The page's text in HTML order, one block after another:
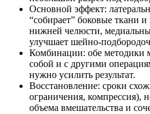
Основной эффект:
“собирает” боковые ткани
нижней челюсти,
улучшает шейно-
Комбинации: обе методики
собой и с другими
нужно усилить результат.
Восстановление: сроки
ограничения, компрессия),
объема вмешательства и